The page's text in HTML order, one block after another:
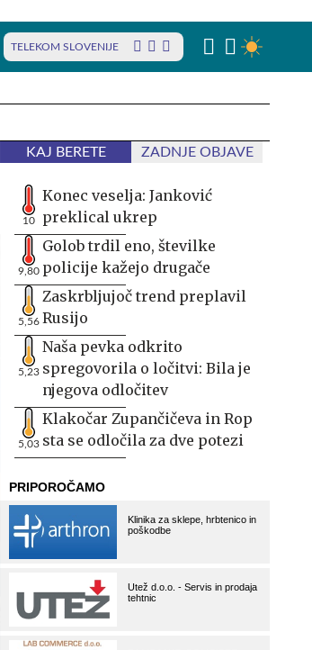
TELEKOM SLOVENIJE
KAJ BERETE ZADNJE OBJAVE
10
Konec veselja: Janković
preklical ukrep
9,80
Golob trdil eno, številke
policije kažejo drugače
5,56
Zaskrbljujoč trend preplavil
Rusijo
5,23
Naša pevka odkrito
spregovorila o ločitvi: Bila je
njegova odločitev
5,03
Klakočar Zupančičeva in Rop
sta se odločila za dve potezi